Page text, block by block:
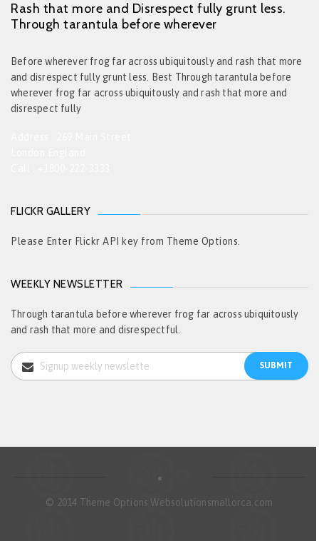
Rash that more and Disrespect fully grunt less.
Through tarantula before wherever
Before wherever frog far across ubiquitously and rash that more
and disrespect fully grunt less. Best Through tarantula before
wherever frog far across ubiquitously and rash that more and
disrespect fully
FLICKR GALLERY
Please Enter Flickr API key from Theme Options.
WEEKLY NEWSLETTER
Through tarantula before wherever frog far across ubiquitously
and rash that more and disrespectful.
© 2014 Theme Options Websolutionsmallorca.com